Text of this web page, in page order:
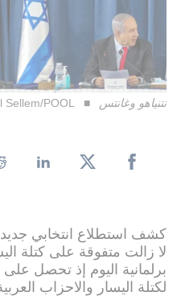
نتنياهو وغانتس Sellem/POOL
كشف استطلاع انتخابي جديد
لا زالت متفوقة على كتلة
لكتلة اليسار والاحزاب